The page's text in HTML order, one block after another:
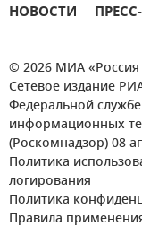
НОВОСТИ
© 2026 МИА «Россия
Сетевое издание
Федеральной
информационных
(Роскомнадзор) 08
Политика
логирования
Политика
Правила